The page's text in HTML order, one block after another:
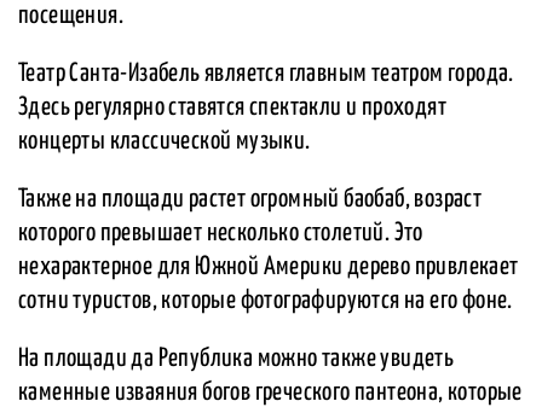
посещения.
Театр Санта-Изабель является главным театром города.
Здесь регулярно ставятся спектакли и проходят
концерты классической музыки.
Также на площади растет огромный баобаб, возраст
которого превышает несколько столетий. Это
нехарактерное для Южной Америки дерево привлекает
сотни туристов, которые фотографируются на его фоне.
На площади да Република можно также увидеть
каменные изваяния богов греческого пантеона, которые